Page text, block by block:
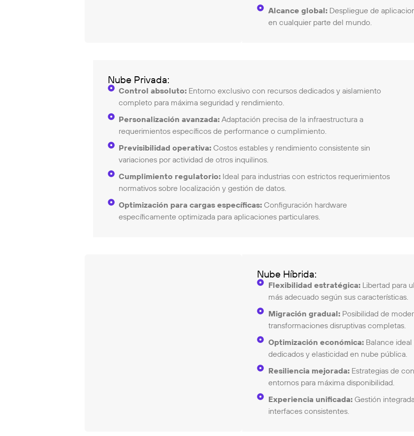
Alcance global:Despliegue de
en cualquier parte del mundo.
Nube Privada:
Control absoluto: Entorno exclusivo con recursos dedicados y aislamiento
completo para máxima seguridad y rendimiento.
Personalización avanzada: Adaptación precisa de la infraestructura a
requerimientos específicos de performance o cumplimiento.
Previsibilidad operativa: Costos estables y rendimiento consistente sin
variaciones por actividad de otros inquilinos.
Cumplimiento regulatorio: Ideal para industrias con estrictos requerimientos
normativos sobre localización y gestión de datos.
Optimización para cargas específicas: Configuración hardware
específicamente optimizada para aplicaciones particulares.
Nube Híbrida:
Flexibilidad estratégica:Libertad para
más adecuado según sus características.
Migración gradual:Posibilidad de
transformaciones disruptivas completas.
Optimización económica:Balance ideal
dedicados y elasticidad en nube pública.
Resiliencia mejorada:Estrategias de
entornos para máxima disponibilidad.
Experiencia unificada:Gestión
interfaces consistentes.